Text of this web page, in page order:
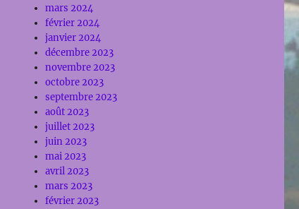
mars 2024
février 2024
janvier 2024
décembre 2023
novembre 2023
octobre 2023
septembre 2023
août 2023
juillet 2023
juin 2023
mai 2023
avril 2023
mars 2023
février 2023